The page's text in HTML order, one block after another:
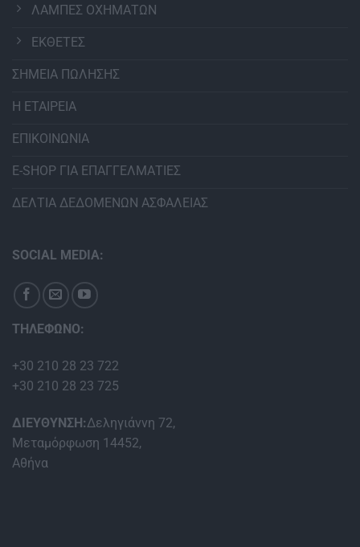
ΛΑΜΠΕΣ ΟΧΗΜΑΤΩΝ
ΕΚΘΕΤΕΣ
ΣΗΜΕΙΑ ΠΩΛΗΣΗΣ
Η ΕΤΑΙΡΕΙΑ
ΕΠΙΚΟΙΝΩΝΙΑ
E-SHOP ΓΙΑ ΕΠΑΓΓΕΛΜΑΤΙΕΣ
ΔΕΛΤΙΑ ΔΕΔΟΜΕΝΩΝ ΑΣΦΑΛΕΙΑΣ
SOCIAL MEDIA:
ΤΗΛΕΦΩΝΟ:
+30 210 28 23 722
+30 210 28 23 725
ΔΙΕΥΘΥΝΣΗ:Δεληγιάννη 72,
Μεταμόρφωση 14452,
Αθήνα